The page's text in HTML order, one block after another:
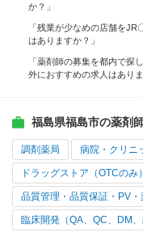
か？」
「残業が少なめの店舗を
はありますか？」
「薬剤師の募集を都内で探
外におすすめの求人はあり
福島県福島市の薬剤
調剤薬局 病院・クリニ
ドラッグストア（OTCのみ）
品質管理・品質保証・PV・
臨床開発（QA、QC、DM、